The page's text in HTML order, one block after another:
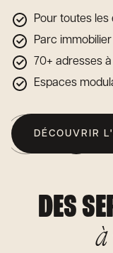
Pour toutes
Parc
70+ adresses
Espaces
DÉCOUVRIR
DES
à